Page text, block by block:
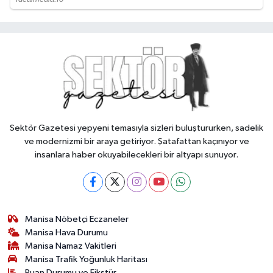
Sektör Gazetesi yepyeni temasıyla sizleri buluştururken, sadelik
ve modernizmi bir araya getiriyor. Şatafattan kaçınıyor ve
insanlara haber okuyabilecekleri bir altyapı sunuyor.
Manisa Nöbetçi Eczaneler
Manisa Hava Durumu
Manisa Namaz Vakitleri
Manisa Trafik Yoğunluk Haritası